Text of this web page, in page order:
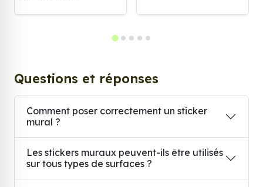
Questions et réponses
Comment poser correctement un sticker
mural ?
Les stickers muraux peuvent-ils être utilisés
sur tous types de surfaces ?